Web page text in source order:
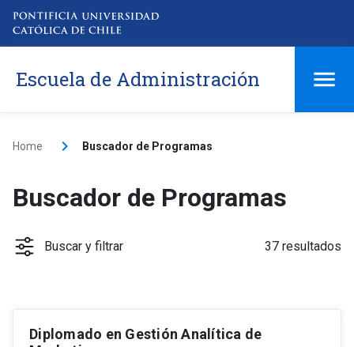
Escuela de Administración
Home Buscador de Programas
Buscador de Programas
Buscar y filtrar 37 resultados
Tipo keyboard_arrow_down
Diplomado en Gestión Analítica de